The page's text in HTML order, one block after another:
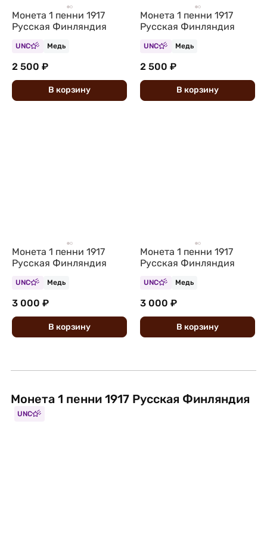
Монета 1 пенни 1917
Русская Финляндия
UNC Медь
2 500 ₽
В корзину
Монета 1 пенни 1917
Русская Финляндия
UNC Медь
2 500 ₽
В корзину
Монета 1 пенни 1917
Русская Финляндия
UNC Медь
3 000 ₽
В корзину
Монета 1 пенни 1917
Русская Финляндия
UNC Медь
3 000 ₽
В корзину
Монета 1 пенни 1917 Русская Финляндия
UNC